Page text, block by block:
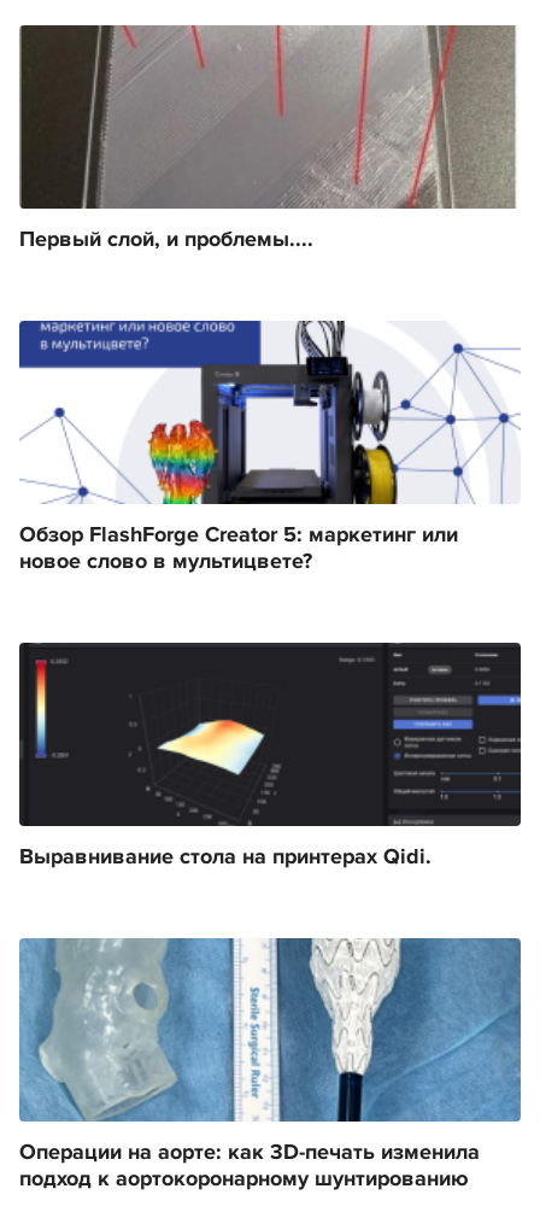
Первый слой, и проблемы....
Обзор FlashForge Creator 5: маркетинг или
новое слово в мультицвете?
Выравнивание стола на принтерах Qidi.
Операции на аорте: как 3D-печать изменила
подход к аортокоронарному шунтированию